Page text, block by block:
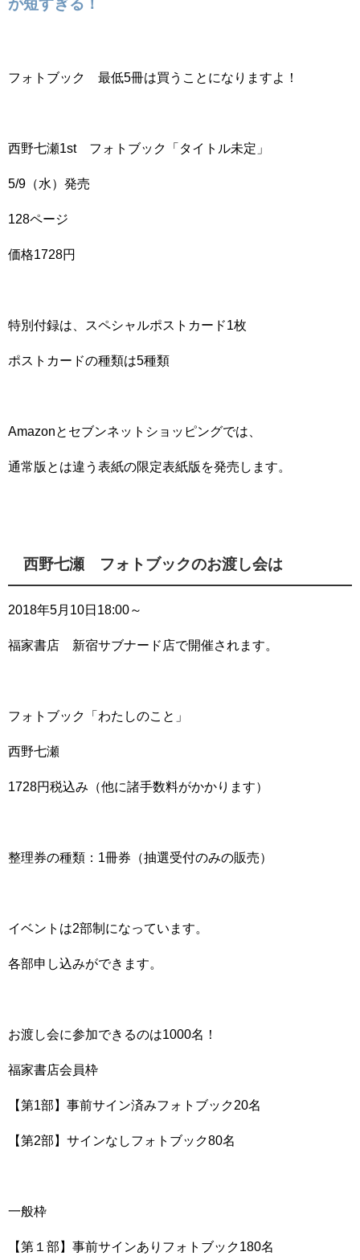
が短すぎる！
フォトブック 最低5冊は買うことになりますよ！
西野七瀬1st フォトブック「タイトル未定」
5/9（水）発売
128ページ
価格1728円
特別付録は、スペシャルポストカード1枚
ポストカードの種類は5種類
Amazonとセブンネットショッピングでは、
通常版とは違う表紙の限定表紙版を発売します。
西野七瀬 フォトブックのお渡し会は
2018年5月10日18:00～
福家書店 新宿サブナード店で開催されます。
フォトブック「わたしのこと」
西野七瀬
1728円税込み（他に諸手数料がかかります）
整理券の種類：1冊券（抽選受付のみの販売）
イベントは2部制になっています。
各部申し込みができます。
お渡し会に参加できるのは1000名！
福家書店会員枠
【第1部】事前サイン済みフォトブック20名
【第2部】サインなしフォトブック80名
一般枠
【第１部】事前サインありフォトブック180名